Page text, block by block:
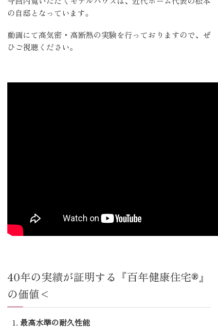
の自邸となっています。
動画にて高気密・高断熱の実験を行っておりますので、ぜ
ひご視聴ください。
40年の実績が証明する『百年健康住宅®』
の価値<
最高水準の耐久性能